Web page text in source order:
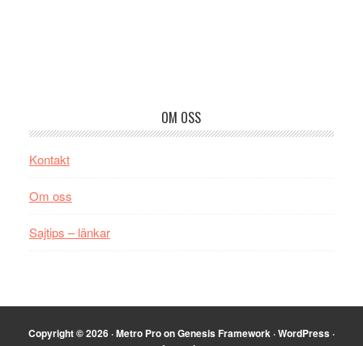
OM OSS
Kontakt
Om oss
Sajtips – länkar
Copyright © 2026 ·Metro ProonGenesis Framework ·WordPress ·